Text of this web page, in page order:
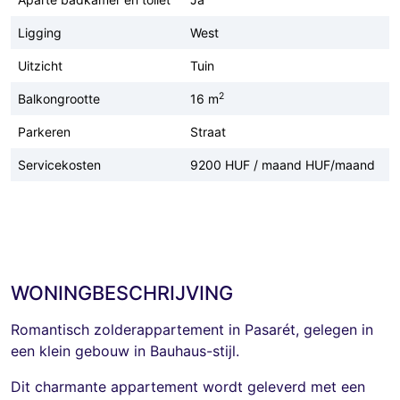
Ligging West
Uitzicht Tuin
Balkongrootte 16 m2
Parkeren Straat
Servicekosten 9200 HUF / maand HUF/maand
WONINGBESCHRIJVING
Romantisch zolderappartement in Pasarét, gelegen in
een klein gebouw in Bauhaus-stijl.
Dit charmante appartement wordt geleverd met een